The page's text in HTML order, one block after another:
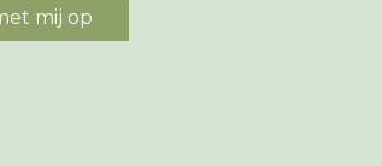
mij op